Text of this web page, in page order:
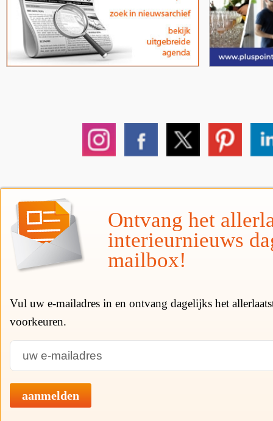
Ontvang het
interieurnieuws
mailbox!
Vul uw e-mailadres in en ontvang dagelijks het
voorkeuren.
aanmelden